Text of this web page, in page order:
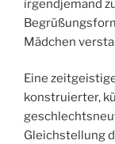
irgendjemand
Mädchen
Eine
konstruierter,
Gleichstellung